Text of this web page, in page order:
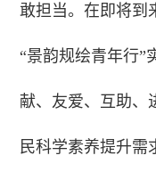
敢担当。在即将到
“景韵规绘青年行”
献、友爱、互助、
民科学素养提升需